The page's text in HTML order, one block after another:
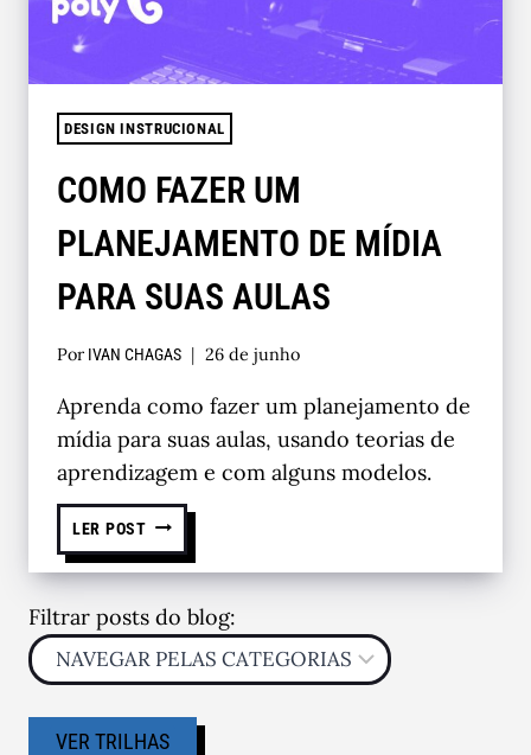
DESIGN INSTRUCIONAL
COMO FAZER UM
PLANEJAMENTO DE MÍDIA
PARA SUAS AULAS
Por IVAN CHAGAS 26 de junho
Aprenda como fazer um planejamento de
mídia para suas aulas, usando teorias de
aprendizagem e com alguns modelos.
LER POST
Filtrar posts do blog:
VER TRILHAS